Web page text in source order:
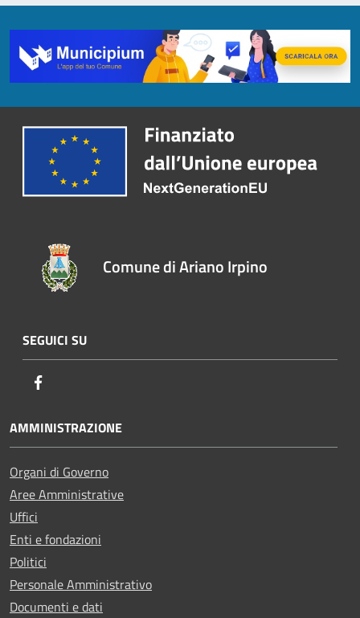
Comune di Ariano Irpino
SEGUICI SU
AMMINISTRAZIONE
Organi di Governo
Aree Amministrative
Uffici
Enti e fondazioni
Politici
Personale Amministrativo
Documenti e dati